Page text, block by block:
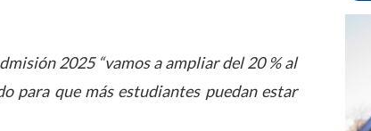
2025 “vamos a ampliar del 20 % al
para que más estudiantes puedan estar